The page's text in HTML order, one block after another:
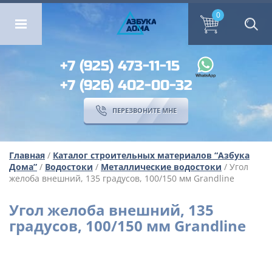
ОМА ПЕРЕЗВОНИТЕ МНЕ
ОМА
АЗБУКА
0
+7 (925) 473-11-15
+7 (926) 402-00-32
ПЕРЕЗВОНИТЕ МНЕ
Главная / Каталог строительных материалов “Азбука
Дома” / Водостоки / Металлические водостоки / Угол
желоба внешний, 135 градусов, 100/150 мм Grandline
Угол желоба внешний, 135
градусов, 100/150 мм Grandline